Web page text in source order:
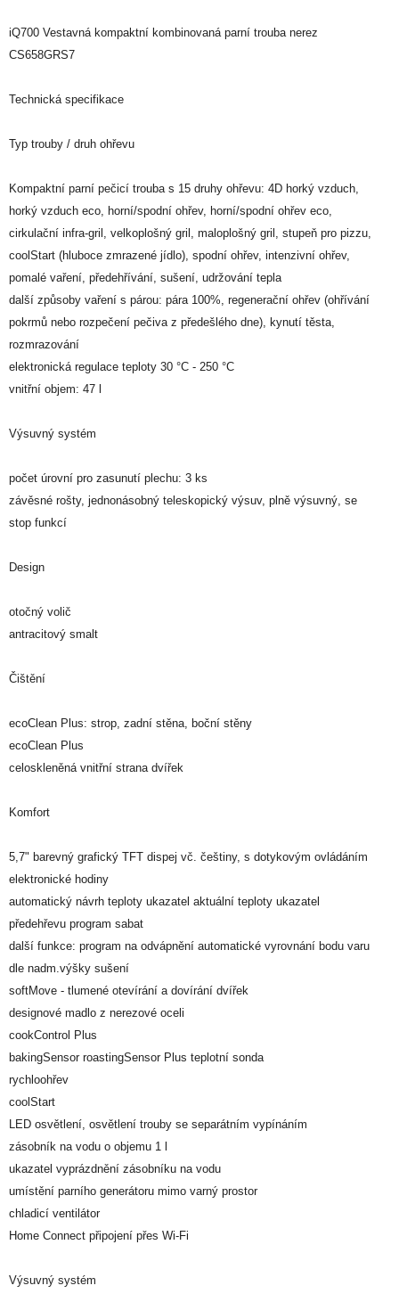
iQ700 Vestavná kompaktní kombinovaná parní trouba nerez
CS658GRS7
Technická specifikace
Typ trouby / druh ohřevu
Kompaktní parní pečicí trouba s 15 druhy ohřevu: 4D horký vzduch,
horký vzduch eco, horní/spodní ohřev, horní/spodní ohřev eco,
cirkulační infra-gril, velkoplošný gril, maloplošný gril, stupeň pro pizzu,
coolStart (hluboce zmrazené jídlo), spodní ohřev, intenzivní ohřev,
pomalé vaření, předehřívání, sušení, udržování tepla
další způsoby vaření s párou: pára 100%, regenerační ohřev (ohřívání
pokrmů nebo rozpečení pečiva z předešlého dne), kynutí těsta,
rozmrazování
elektronická regulace teploty 30 °C - 250 °C
vnitřní objem: 47 l
Výsuvný systém
počet úrovní pro zasunutí plechu: 3 ks
závěsné rošty, jednonásobný teleskopický výsuv, plně výsuvný, se
stop funkcí
Design
otočný volič
antracitový smalt
Čištění
ecoClean Plus: strop, zadní stěna, boční stěny
ecoClean Plus
celoskleněná vnitřní strana dvířek
Komfort
5,7" barevný grafický TFT dispej vč. češtiny, s dotykovým ovládáním
elektronické hodiny
automatický návrh teploty ukazatel aktuální teploty ukazatel
předehřevu program sabat
další funkce: program na odvápnění automatické vyrovnání bodu varu
dle nadm.výšky sušení
softMove - tlumené otevírání a dovírání dvířek
designové madlo z nerezové oceli
cookControl Plus
bakingSensor roastingSensor Plus teplotní sonda
rychloohřev
coolStart
LED osvětlení, osvětlení trouby se separátním vypínáním
zásobník na vodu o objemu 1 l
ukazatel vyprázdnění zásobníku na vodu
umístění parního generátoru mimo varný prostor
chladicí ventilátor
Home Connect připojení přes Wi-Fi
Výsuvný systém